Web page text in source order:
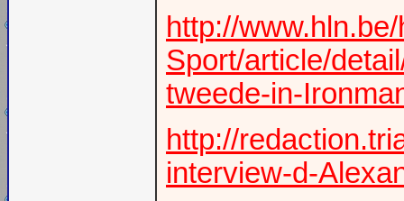
http://
Sport/article/
tweede-in-
http://
interview-d-